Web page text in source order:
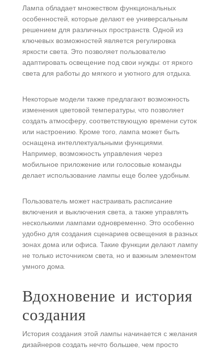
Лампа обладает множеством функциональных
особенностей, которые делают ее универсальным
решением для различных пространств. Одной из
ключевых возможностей является регулировка
яркости света. Это позволяет пользователю
адаптировать освещение под свои нужды: от яркого
света для работы до мягкого и уютного для отдыха.
Некоторые модели также предлагают возможность
изменения цветовой температуры, что позволяет
создать атмосферу, соответствующую времени суток
или настроению. Кроме того, лампа может быть
оснащена интеллектуальными функциями.
Например, возможность управления через
мобильное приложение или голосовые команды
делает использование лампы еще более удобным.
Пользователь может настраивать расписание
включения и выключения света, а также управлять
несколькими лампами одновременно. Это особенно
удобно для создания сценариев освещения в разных
зонах дома или офиса. Такие функции делают лампу
не только источником света, но и важным элементом
умного дома.
Вдохновение и история
создания
История создания этой лампы начинается с желания
дизайнеров создать нечто большее, чем просто